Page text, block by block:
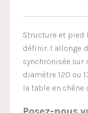
Structure et pied
définir. 1 allonge
synchronisée sur
diamètre 120 ou
la table en chêne